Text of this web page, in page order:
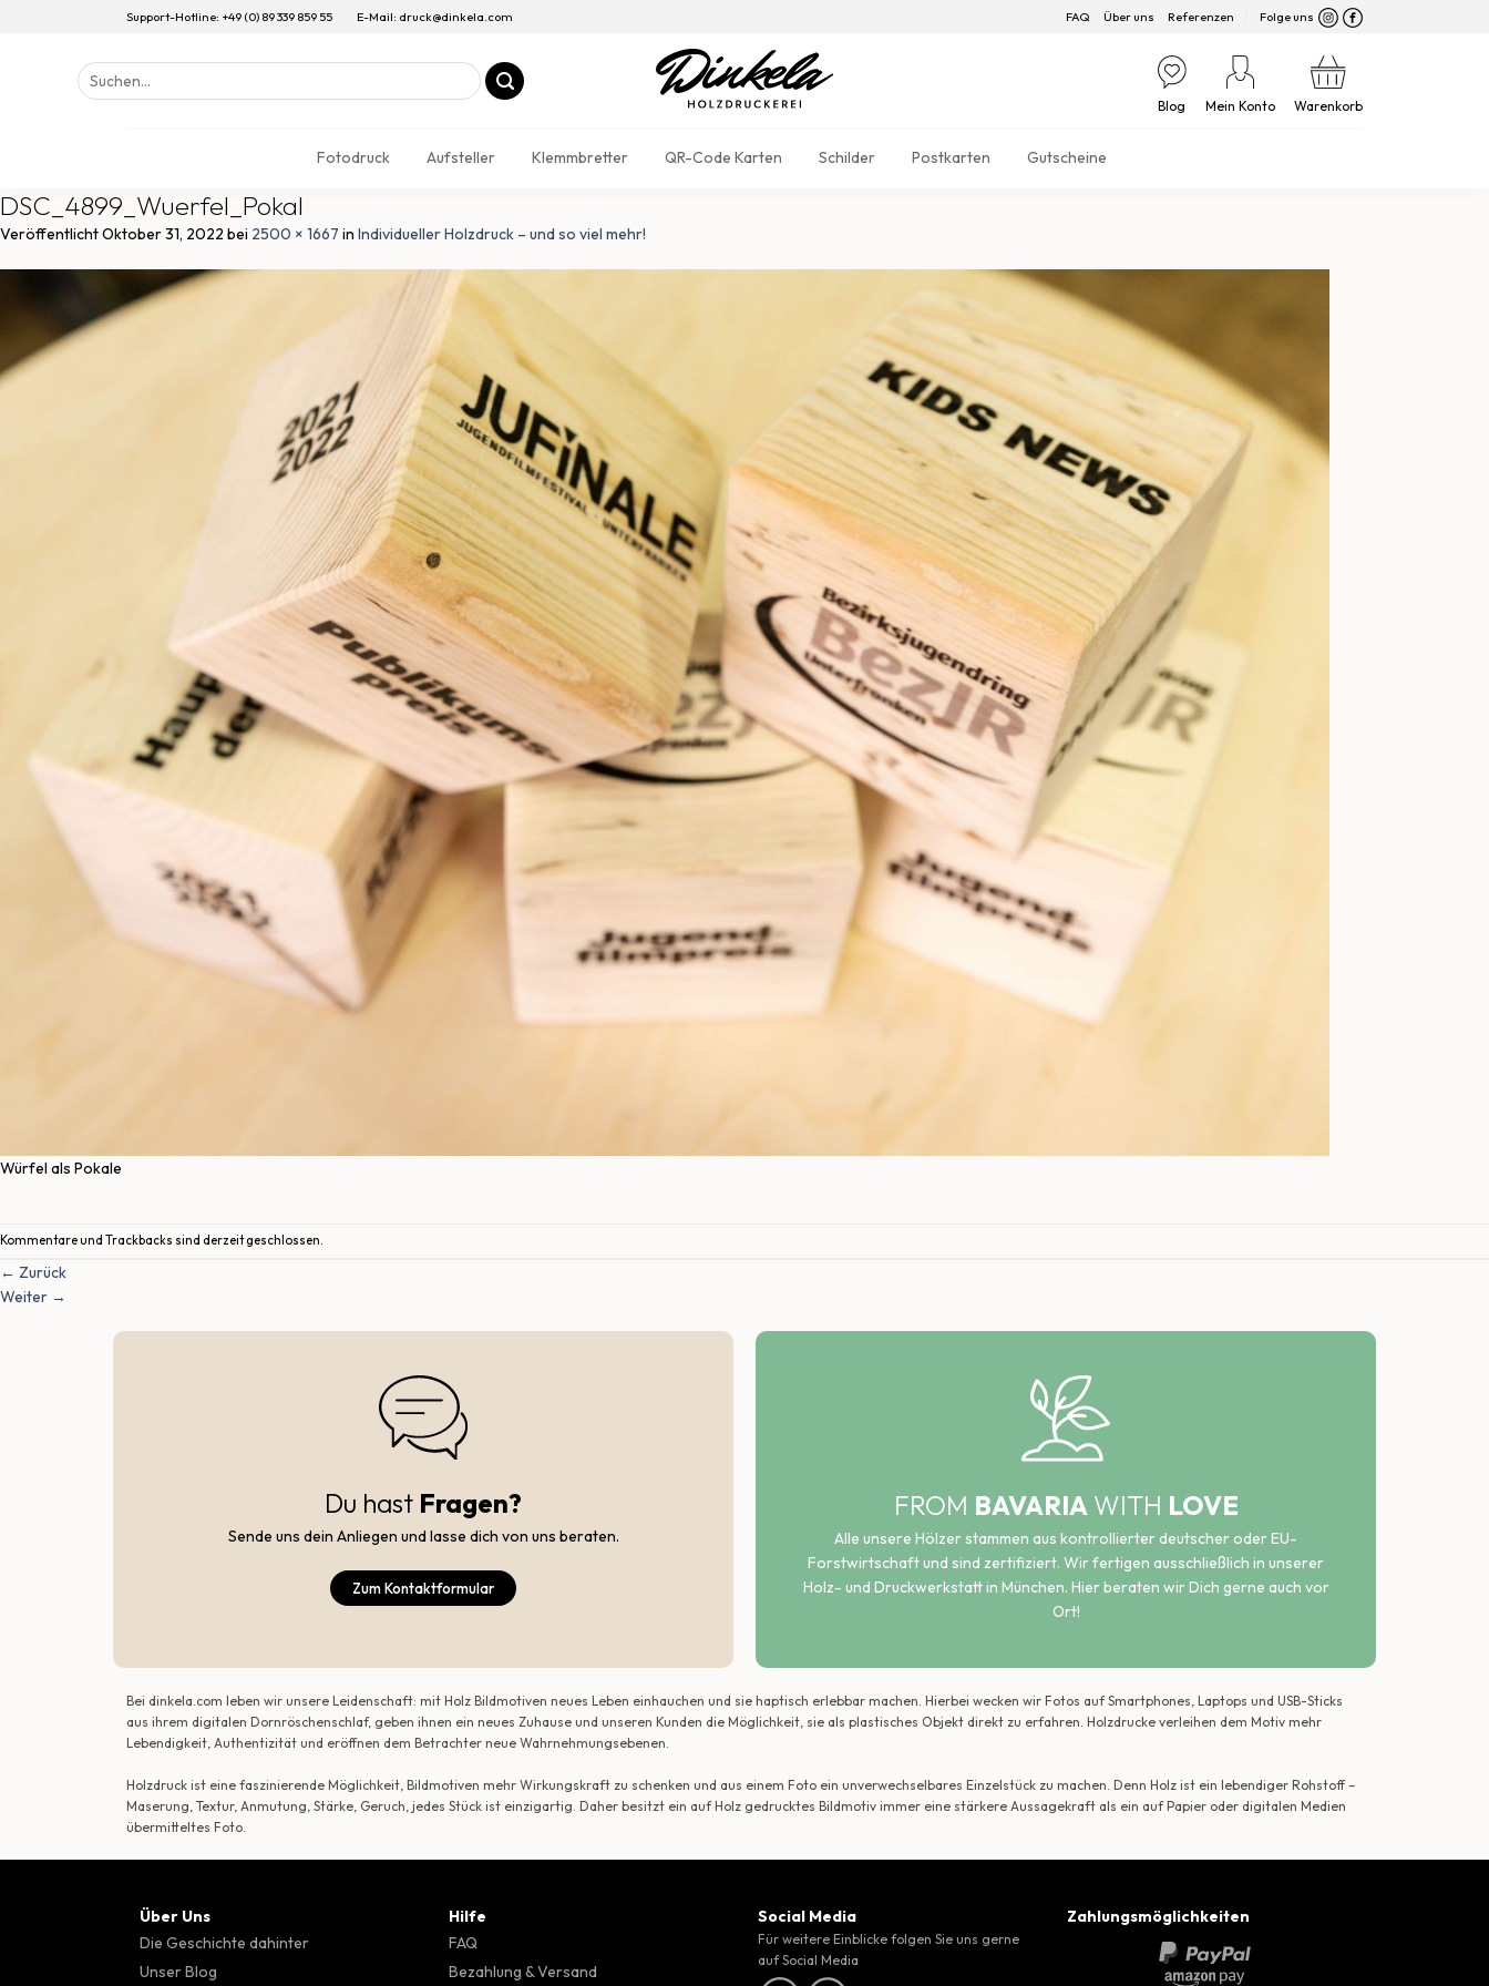
Support-Hotline: +49 (0) 89 339 859 55 E-Mail: druck@dinkela.com FAQ Über uns Referenzen Folge uns
Suchen
nach:
Blog Mein Konto Warenkorb
Fotodruck Aufsteller Klemmbretter QR-Code Karten Schilder Postkarten Gutscheine
DSC_4899_Wuerfel_Pokal
VeröffentlichtOktober 31, 2022 bei 2500 × 1667 in Individueller Holzdruck – und so viel mehr!
Würfel als Pokale
Kommentare und Trackbacks sind derzeit geschlossen.
← Zurück
Weiter →
Du hast Fragen?
Sende uns dein Anliegen und lasse dich von uns beraten.
Zum Kontaktformular
FROM BAVARIA WITH LOVE
Alle unsere Hölzer stammen aus kontrollierter deutscher oder EU-
Forstwirtschaft und sind zertifiziert. Wir fertigen ausschließlich in unserer
Holz- und Druckwerkstatt in München. Hier beraten wir Dich gerne auch vor
Ort!
Bei dinkela.com leben wir unsere Leidenschaft: mit Holz Bildmotiven neues Leben einhauchen und sie haptisch erlebbar machen. Hierbei wecken wir Fotos auf Smartphones, Laptops und USB-Sticks
aus ihrem digitalen Dornröschenschlaf, geben ihnen ein neues Zuhause und unseren Kunden die Möglichkeit, sie als plastisches Objekt direkt zu erfahren. Holzdrucke verleihen dem Motiv mehr
Lebendigkeit, Authentizität und eröffnen dem Betrachter neue Wahrnehmungsebenen.
Holzdruck ist eine faszinierende Möglichkeit, Bildmotiven mehr Wirkungskraft zu schenken und aus einem Foto ein unverwechselbares Einzelstück zu machen. Denn Holz ist ein lebendiger Rohstoff –
Maserung, Textur, Anmutung, Stärke, Geruch, jedes Stück ist einzigartig. Daher besitzt ein auf Holz gedrucktes Bildmotiv immer eine stärkere Aussagekraft als ein auf Papier oder digitalen Medien
übermitteltes Foto.
Über Uns
Die Geschichte dahinter
Unser Blog
Hilfe
FAQ
Bezahlung & Versand
Social Media
Für weitere Einblicke folgen Sie uns gerne
auf Social Media
Zahlungsmöglichkeiten